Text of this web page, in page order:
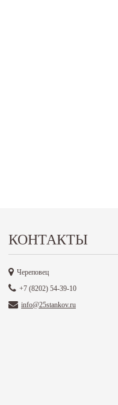
КОНТАКТЫ
Череповец
+7 (8202) 54-39-10
info@25stankov.ru